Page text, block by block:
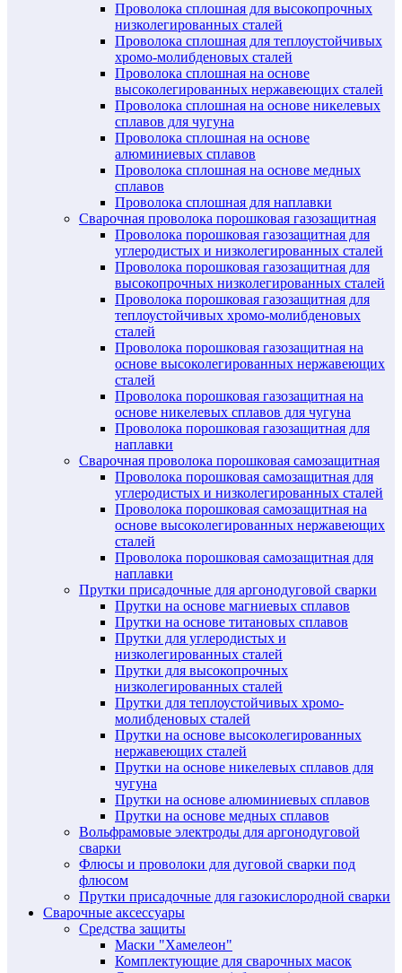
Проволока сплошная для высокопрочных
низколегированных сталей
Проволока сплошная для теплоустойчивых
хромо-молибденовых сталей
Проволока сплошная на основе
высоколегированных нержавеющих сталей
Проволока сплошная на основе никелевых
сплавов для чугуна
Проволока сплошная на основе
алюминиевых сплавов
Проволока сплошная на основе медных
сплавов
Проволока сплошная для наплавки
Сварочная проволока порошковая газозащитная
Проволока порошковая газозащитная для
углеродистых и низколегированных сталей
Проволока порошковая газозащитная для
высокопрочных низколегированных сталей
Проволока порошковая газозащитная для
теплоустойчивых хромо-молибденовых
сталей
Проволока порошковая газозащитная на
основе высоколегированных нержавеющих
сталей
Проволока порошковая газозащитная на
основе никелевых сплавов для чугуна
Проволока порошковая газозащитная для
наплавки
Сварочная проволока порошковая самозащитная
Проволока порошковая самозащитная для
углеродистых и низколегированных сталей
Проволока порошковая самозащитная на
основе высоколегированных нержавеющих
сталей
Проволока порошковая самозащитная для
наплавки
Прутки присадочные для аргонодуговой сварки
Прутки на основе магниевых сплавов
Прутки на основе титановых сплавов
Прутки для углеродистых и
низколегированных сталей
Прутки для высокопрочных
низколегированных сталей
Прутки для теплоустойчивых хромо-
молибденовых сталей
Прутки на основе высоколегированных
нержавеющих сталей
Прутки на основе никелевых сплавов для
чугуна
Прутки на основе алюминиевых сплавов
Прутки на основе медных сплавов
Вольфрамовые электроды для аргонодуговой
сварки
Флюсы и проволоки для дуговой сварки под
флюсом
Прутки присадочные для газокислородной сварки
Сварочные аксессуары
Средства защиты
Маски "Хамелеон"
Комплектующие для сварочных масок